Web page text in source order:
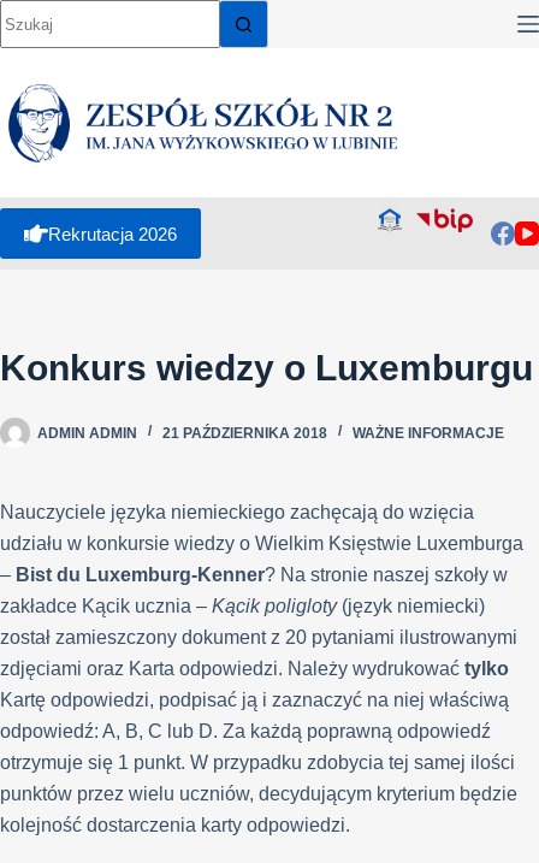
Rekrutacja 2026
Konkurs wiedzy o Luxemburgu
ADMIN ADMIN 21 PAŹDZIERNIKA 2018 WAŻNE INFORMACJE
Nauczyciele języka niemieckiego zachęcają do wzięcia
udziału w konkursie wiedzy o Wielkim Księstwie Luxemburga
– Bist du Luxemburg-Kenner? Na stronie naszej szkoły w
zakładce Kącik ucznia – Kącik poligloty(język niemiecki)
został zamieszczony dokument z 20 pytaniami ilustrowanymi
zdjęciami oraz Karta odpowiedzi. Należy wydrukować tylko
Kartę odpowiedzi, podpisać ją i zaznaczyć na niej właściwą
odpowiedź: A, B, C lub D. Za każdą poprawną odpowiedź
otrzymuje się 1 punkt. W przypadku zdobycia tej samej ilości
punktów przez wielu uczniów, decydującym kryterium będzie
kolejność dostarczenia karty odpowiedzi.